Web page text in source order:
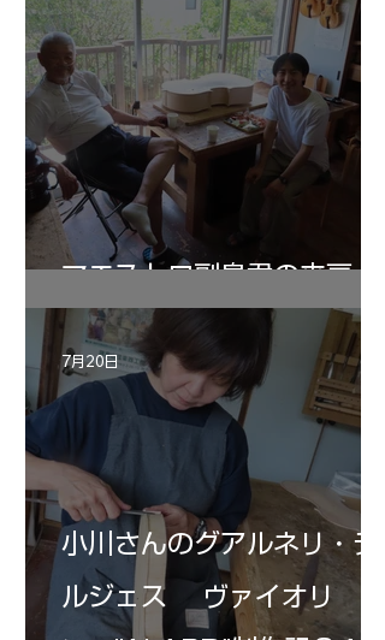
マエストロ副島君の来房
小川さんのグアルネリ・デ
ルジェス ヴァイオリ
7月20日